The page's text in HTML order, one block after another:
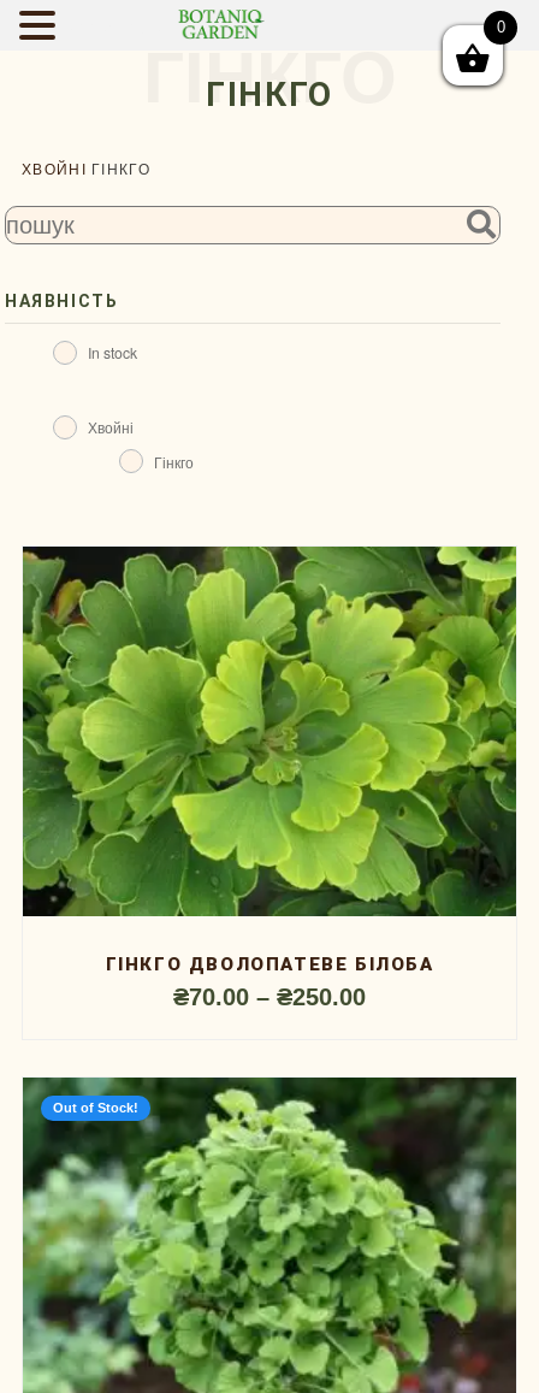
ГІНКГО
ГІНКГО
ХВОЙНІ ГІНКГО
НАЯВНІСТЬ
In stock
Хвойні
Гінкго
ГІНКГО ДВОЛОПАТЕВЕ БІЛОБА
₴70.00 – ₴250.00
Out of Stock!
0